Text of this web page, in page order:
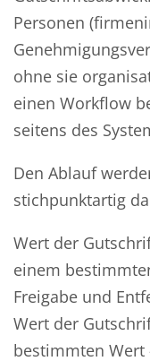
Personen
ohne sie
einen Workflow
seitens des
Den Ablauf
stichpunktartig
Wert der
einem
Freigabe und
Wert der
bestimmten Wert